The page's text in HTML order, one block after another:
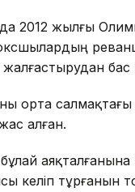
2012 жылғы
жалғастырудан
орта салмақтағы
алған.
келіп